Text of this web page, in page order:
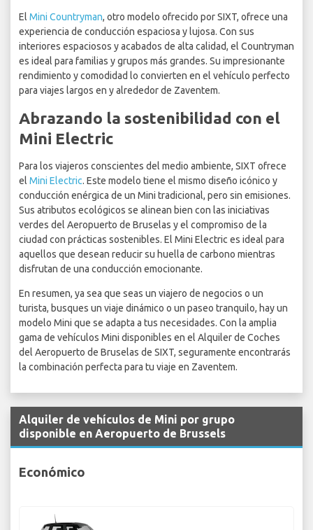
El Mini Countryman, otro modelo ofrecido por SIXT, ofrece una
experiencia de conducción espaciosa y lujosa. Con sus
interiores espaciosos y acabados de alta calidad, el Countryman
es ideal para familias y grupos más grandes. Su impresionante
rendimiento y comodidad lo convierten en el vehículo perfecto
para viajes largos en y alrededor de Zaventem.
Abrazando la sostenibilidad con el
Mini Electric
Para los viajeros conscientes del medio ambiente, SIXT ofrece
el Mini Electric. Este modelo tiene el mismo diseño icónico y
conducción enérgica de un Mini tradicional, pero sin emisiones.
Sus atributos ecológicos se alinean bien con las iniciativas
verdes del Aeropuerto de Bruselas y el compromiso de la
ciudad con prácticas sostenibles. El Mini Electric es ideal para
aquellos que desean reducir su huella de carbono mientras
disfrutan de una conducción emocionante.
En resumen, ya sea que seas un viajero de negocios o un
turista, busques un viaje dinámico o un paseo tranquilo, hay un
modelo Mini que se adapta a tus necesidades. Con la amplia
gama de vehículos Mini disponibles en el Alquiler de Coches
del Aeropuerto de Bruselas de SIXT, seguramente encontrarás
la combinación perfecta para tu viaje en Zaventem.
Alquiler de vehículos de Mini por grupo
disponible en Aeropuerto de Brussels
Económico